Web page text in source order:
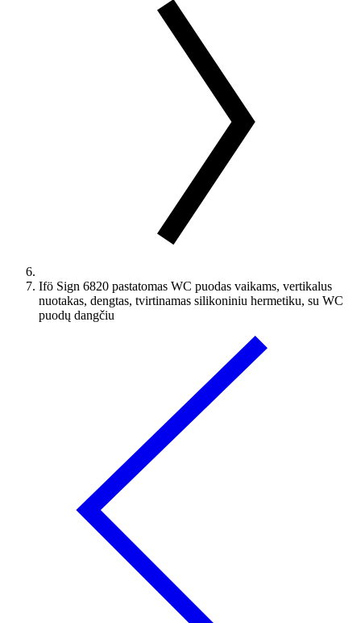
Ifö Sign 6820 pastatomas WC puodas vaikams, vertikalus
nuotakas, dengtas, tvirtinamas silikoniniu hermetiku, su WC
puodų dangčiu